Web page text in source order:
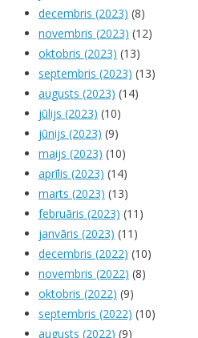
decembris (2023) (8)
novembris (2023) (12)
oktobris (2023) (13)
septembris (2023) (13)
augusts (2023) (14)
jūlijs (2023) (10)
jūnijs (2023) (9)
maijs (2023) (10)
aprīlis (2023) (14)
marts (2023) (13)
februāris (2023) (11)
janvāris (2023) (11)
decembris (2022) (10)
novembris (2022) (8)
oktobris (2022) (9)
septembris (2022) (10)
augusts (2022) (9)